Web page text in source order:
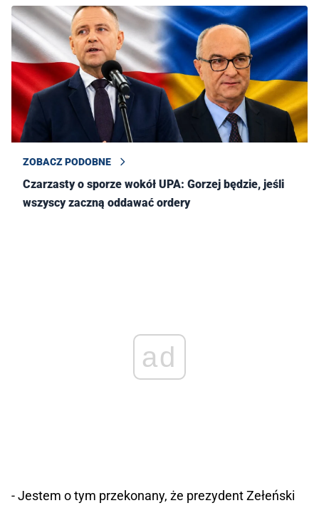
ZOBACZ PODOBNE
Czarzasty o sporze wokół UPA: Gorzej będzie, jeśli
wszyscy zaczną oddawać ordery
ad
- Jestem o tym przekonany, że prezydent Zełeński